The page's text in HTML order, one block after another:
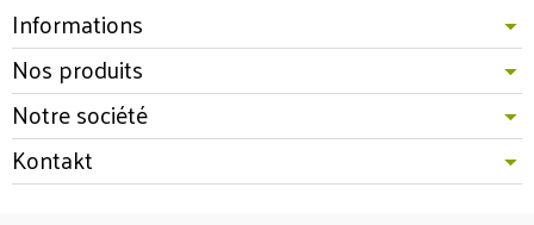
Informations
Nos produits
Notre société
Kontakt